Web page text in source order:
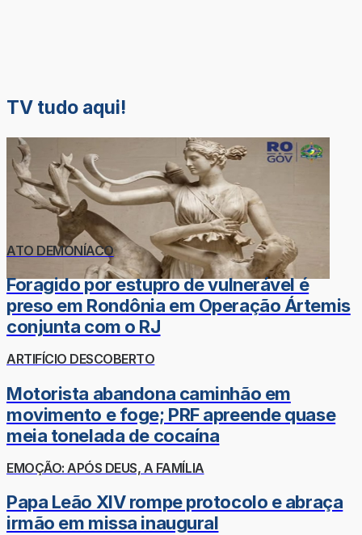
TV tudo aqui!
ATO DEMONÍACO
Foragido por estupro de vulnerável é
preso em Rondônia em Operação Ártemis
conjunta com o RJ
ARTIFÍCIO DESCOBERTO
Motorista abandona caminhão em
movimento e foge; PRF apreende quase
meia tonelada de cocaína
EMOÇÃO: APÓS DEUS, A FAMÍLIA
Papa Leão XIV rompe protocolo e abraça
irmão em missa inaugural